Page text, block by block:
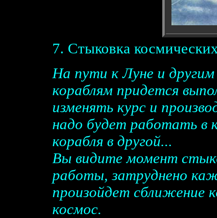
7. Стыковка
На пути к Луне и
кораблям придется
изменять курс и
надо будет работать в
корабля в другой...
Вы видите момент
работы, затруднено
произойдет сближение
космос.